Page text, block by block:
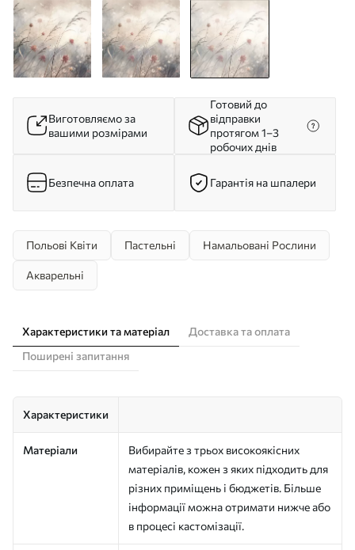
Виготовляємо за
вашими розмірами
Готовий до
відправки
протягом 1–3
робочих днів
Безпечна оплата Гарантія на шпалери
Польові Квіти Пастельні Намальовані Рослини
Акварельні
Характеристики та матеріал
Доставка та оплата
Поширені запитання
Характеристики
Матеріали
Вибирайте з трьох високоякісних
матеріалів, кожен з яких підходить для
різних приміщень і бюджетів. Більше
інформації можна отримати нижче або
в процесі кастомізації.